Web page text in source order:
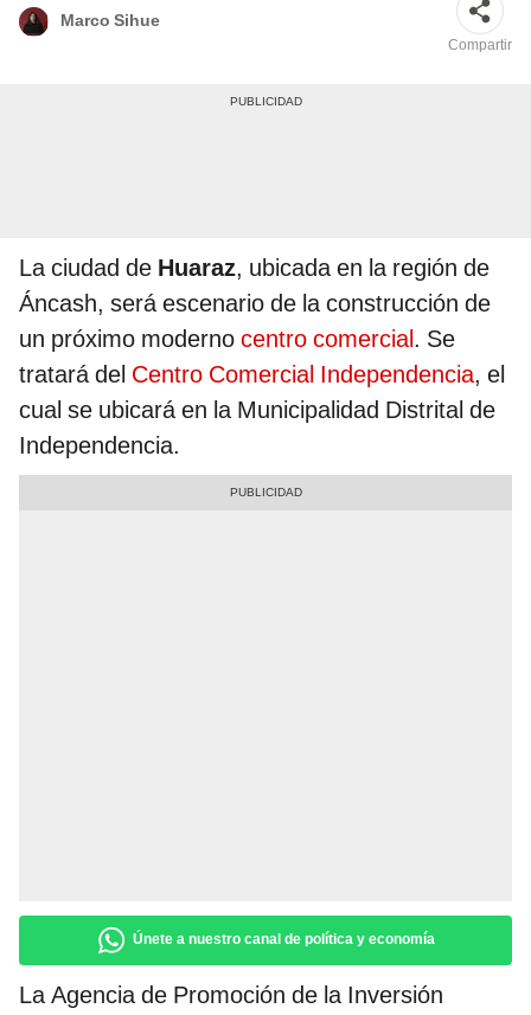
Marco Sihue
Compartir
La ciudad de Huaraz, ubicada en la región de
Áncash, será escenario de la construcción de
un próximo moderno centro comercial. Se
tratará del Centro Comercial Independencia, el
cual se ubicará en la Municipalidad Distrital de
Independencia.
Únete a nuestro canal de política y economía
La Agencia de Promoción de la Inversión